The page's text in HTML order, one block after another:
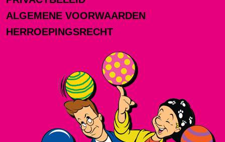
ALGEMENE VOORWAARDEN
HERROEPINGSRECHT